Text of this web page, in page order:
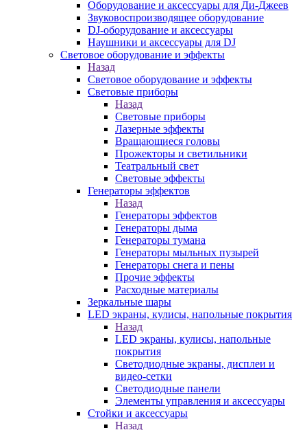
Оборудование и аксессуары для Ди-Джеев
Звуковоспроизводящее оборудование
DJ-оборудование и аксессуары
Наушники и аксессуары для DJ
Световое оборудование и эффекты
Назад
Световое оборудование и эффекты
Световые приборы
Назад
Световые приборы
Лазерные эффекты
Вращающиеся головы
Прожекторы и светильники
Театральный свет
Световые эффекты
Генераторы эффектов
Назад
Генераторы эффектов
Генераторы дыма
Генераторы тумана
Генераторы мыльных пузырей
Генераторы снега и пены
Прочие эффекты
Расходные материалы
Зеркальные шары
LED экраны, кулисы, напольные покрытия
Назад
LED экраны, кулисы, напольные
покрытия
Светодиодные экраны, дисплеи и
видео-сетки
Светодиодные панели
Элементы управления и аксессуары
Стойки и аксессуары
Назад